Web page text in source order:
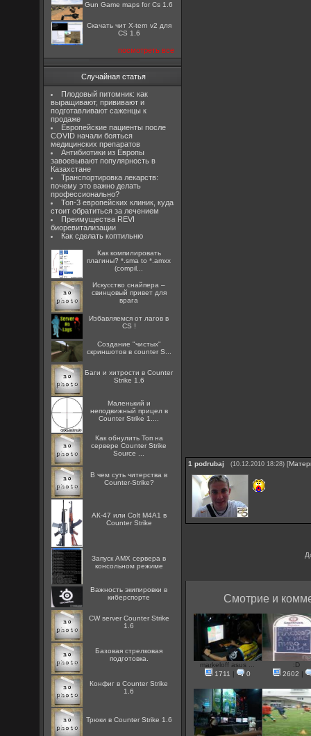
Gun Game maps for Cs 1.6
Скачать чит X-tern v2 для
CS 1.6
посмотреть все
Случайная статья
Плодовый питомник: как
выращивают, прививают и
подготавливают саженцы к
продаже
Европейские пациенты после
COVID начали бояться
медицинских препаратов
Антибиотики из Европы
завоевывают популярность в
Казахстане
Транспортировка лекарств:
почему это важно делать
профессионально?
Топ-3 европейских клиник, куда
стоит обратиться за лечением
Преимущества REVI
биоревитализации
Как сделать коптильню
Как компилировать
плагины? *.sma to *.amxx
(compil...
Искусство снайпера –
свинцовый привет для
врага
Избавляемся от лагов в
CS !
Создание "чистых"
скриншотов в counter S...
Баги и хитрости в Counter
Strike 1.6
Маленький и
неподвижный прицел в
Counter Strike 1....
Как обнулить Топ на
сервере Counter Strike
Source ...
В чем суть читерства в
Counter-Strike?
АК-47 или Colt M4A1 в
Counter Strike
Запуск AMX сервера в
консольном режиме
Важность экипировки в
киберспорте
CW server Counter Strike
1.6
Базовая стрелковая
подготовка.
Конфиг в Counter Strike
1.6
Трюки в Counter Strike 1.6
1 podrubaj (10.12.2010 18:28) [
Смотрие и
markeloff asus ...
1711
0
:D
2602
|